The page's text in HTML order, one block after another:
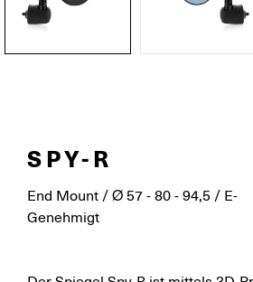
SPY-R
End Mount / Ø 57 - 80 - 94,5 / E-
Genehmigt